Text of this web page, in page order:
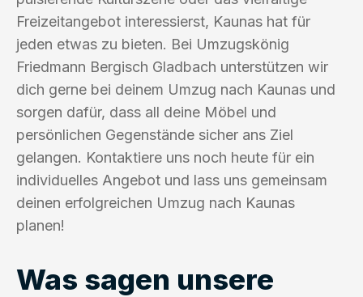
Freizeitangebot interessierst, Kaunas hat für
jeden etwas zu bieten. Bei Umzugskönig
Friedmann Bergisch Gladbach unterstützen wir
dich gerne bei deinem Umzug nach Kaunas und
sorgen dafür, dass all deine Möbel und
persönlichen Gegenstände sicher ans Ziel
gelangen. Kontaktiere uns noch heute für ein
individuelles Angebot und lass uns gemeinsam
deinen erfolgreichen Umzug nach Kaunas
planen!
Was sagen unsere